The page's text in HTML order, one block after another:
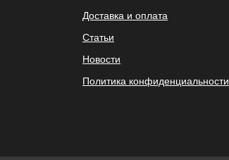
Доставка и оплата
Статьи
Новости
Политика конфиденциальности